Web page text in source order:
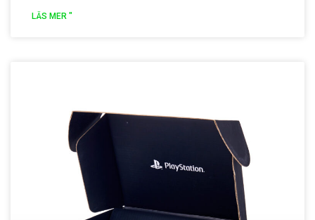
LÄS MER "